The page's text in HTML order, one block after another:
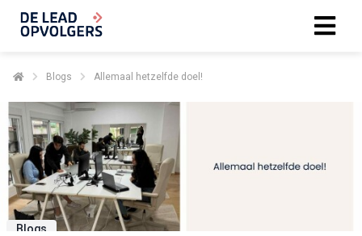
Blogs Allemaal hetzelfde doel!
Blogs